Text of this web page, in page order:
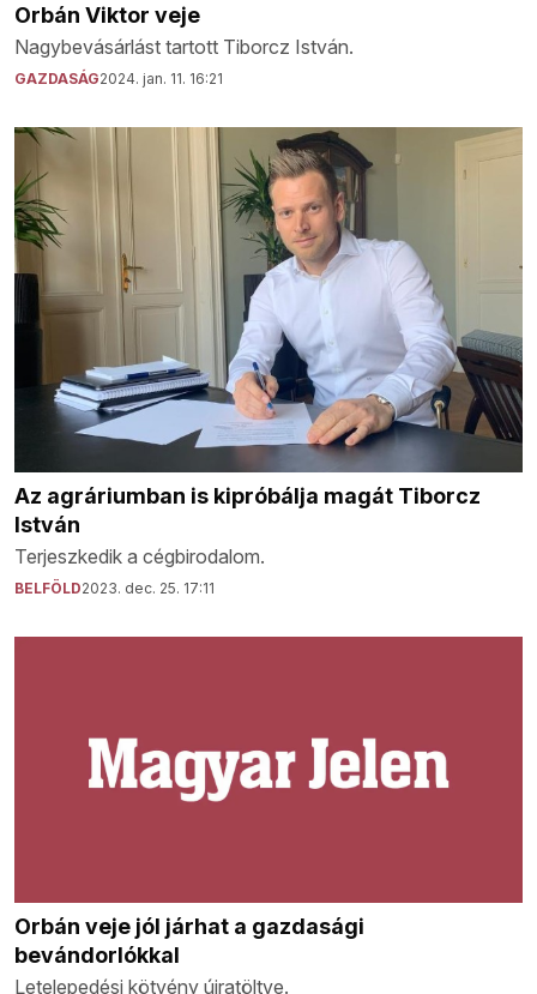
Orbán Viktor veje
Nagybevásárlást tartott Tiborcz István.
GAZDASÁG2024. jan. 11. 16:21
Az agráriumban is kipróbálja magát Tiborcz
István
Terjeszkedik a cégbirodalom.
BELFÖLD2023. dec. 25. 17:11
Orbán veje jól járhat a gazdasági
bevándorlókkal
Letelepedési kötvény újratöltve.